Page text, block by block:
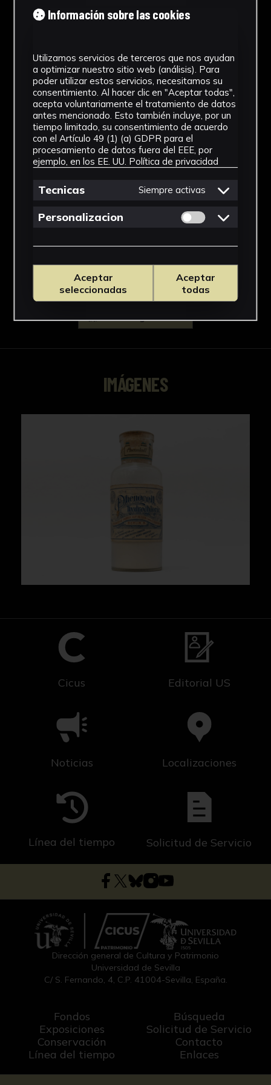
Tipología
Cronología
SF
Materiales
Vidrio
Ubicación
Facultad de Farmacia
Ver más
Descargar Ficha
IMÁGENES
Cicus Editorial US
Noticias Localizaciones
Línea del tiempo Solicitud de Servicio
Dirección general de Cultura y Patrimonio
Universidad de Sevilla
C/ S. Fernando, 4, C.P. 41004-Sevilla, España.
Fondos
Exposiciones
Conservación
Línea del tiempo
Búsqueda
Solicitud de Servicio
Contacto
Enlaces
Información sobre las cookies
Utilizamos servicios de terceros que nos ayudan
a optimizar nuestro sitio web (análisis). Para
poder utilizar estos servicios, necesitamos su
consentimiento. Al hacer clic en "Aceptar todas",
acepta voluntariamente el tratamiento de datos
antes mencionado. Esto también incluye, por un
tiempo limitado, su consentimiento de acuerdo
con el Artículo 49 (1) (a) GDPR para el
procesamiento de datos fuera del EEE, por
ejemplo, en los EE. UU. Política de privacidad
Tecnicas Siempre activas
Personalizacion Permitir cookies
Aceptar
seleccionadas
Aceptar
todas